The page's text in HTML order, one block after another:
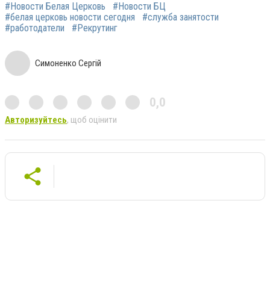
#Новости Белая Церковь
#Новости БЦ
#белая церковь новости сегодня
#служба занятости
#работодатели
#Рекрутинг
Симоненко Сергій
0,0
Авторизуйтесь, щоб оцінити